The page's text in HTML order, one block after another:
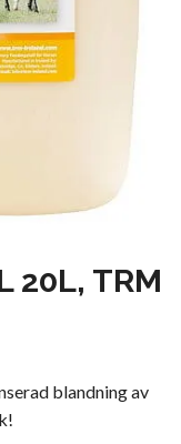
20L, TRM
blandning av